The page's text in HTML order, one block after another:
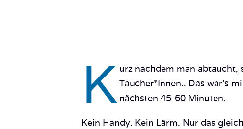
K urz nachdem man abtaucht,
Taucher*Innen.. Das war’s
nächsten 45-60 Minuten.
Kein Handy. Kein Lärm. Nur das